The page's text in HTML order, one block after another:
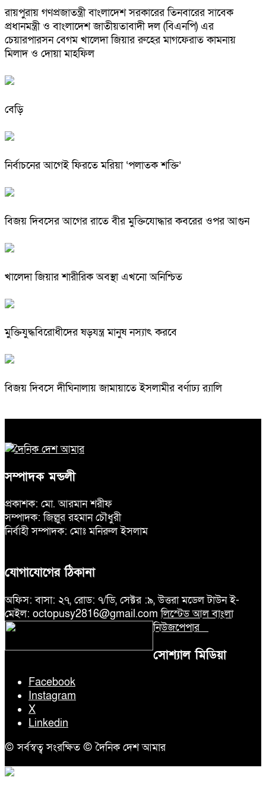
রায়পুরায় গণপ্রজাতন্ত্রী বাংলাদেশ সরকারের তিনবারের সাবেক
প্রধানমন্ত্রী ও বাংলাদেশ জাতীয়তাবাদী দল (বিএনপি) এর
চেয়ারপারসন বেগম খালেদা জিয়ার রুহের মাগফেরাত কামনায়
মিলাদ ও দোয়া মাহফিল
বেড়ি
নির্বাচনের আগেই ফিরতে মরিয়া ‘পলাতক শক্তি’
বিজয় দিবসের আগের রাতে বীর মুক্তিযোদ্ধার কবরের ওপর আগুন
খালেদা জিয়ার শারীরিক অবস্থা এখনো অনিশ্চিত
মুক্তিযুদ্ধবিরোধীদের ষড়যন্ত্র মানুষ নস্যাৎ করবে
বিজয় দিবসে দীঘিনালায় জামায়াতে ইসলামীর বর্ণাঢ্য র‍্যালি
সম্পাদক মন্ডলী
প্রকাশক: মো. আরমান শরীফ
সম্পাদক: জিল্লুর রহমান চৌধুরী
নির্বাহী সম্পাদক: মোঃ মনিরুল ইসলাম
যোগাযোগের ঠিকানা
অফিস: বাসা: ২৭, রোড: ৭/ডি, সেক্টর :৯, উত্তরা মডেল টাউন ই-
মেইল: octopusy2816@gmail.comলিস্টেড আল বাংলা
নিউজপেপার
সোশ্যাল মিডিয়া
Facebook
Instagram
X
Linkedin
© সর্বস্বত্ব সংরক্ষিত © দৈনিক দেশ আমার